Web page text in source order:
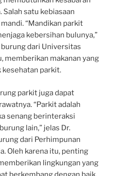
satu kebiasaan
“Mandikan parkit
kebersihan bulunya,”
burung dari Universitas
memberikan makanan yang
parkit.
parkit juga dapat
“Parkit adalah
senang berinteraksi
lain,” jelas Dr.
dari Perhimpunan
Oleh karena itu, penting
lingkungan yang